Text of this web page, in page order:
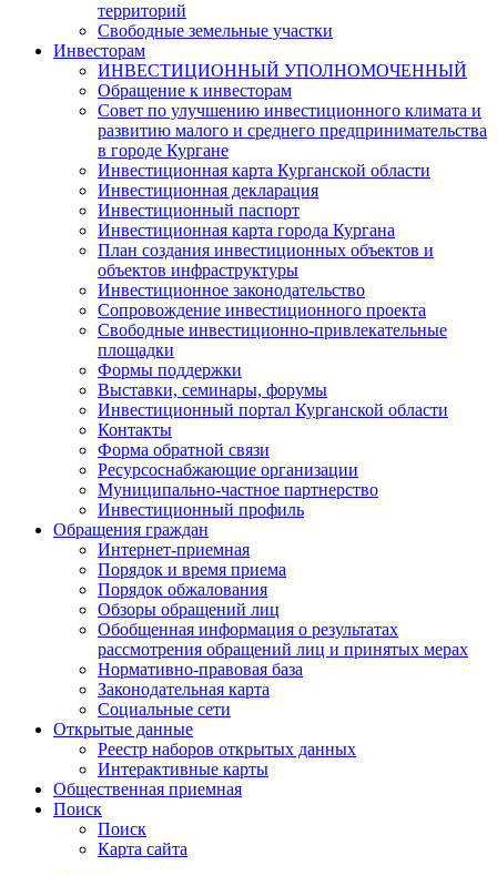
территорий
Свободные земельные участки
Инвесторам
ИНВЕСТИЦИОННЫЙ УПОЛНОМОЧЕННЫЙ
Обращение к инвесторам
Совет по улучшению инвестиционного климата и
развитию малого и среднего предпринимательства
в городе Кургане
Инвестиционная карта Курганской области
Инвестиционная декларация
Инвестиционный паспорт
Инвестиционная карта города Кургана
План создания инвестиционных объектов и
объектов инфраструктуры
Инвестиционное законодательство
Сопровождение инвестиционного проекта
Свободные инвестиционно-привлекательные
площадки
Формы поддержки
Выставки, семинары, форумы
Инвестиционный портал Курганской области
Контакты
Форма обратной связи
Ресурсоснабжающие организации
Муниципально-частное партнерство
Инвестиционный профиль
Обращения граждан
Интернет-приемная
Порядок и время приема
Порядок обжалования
Обзоры обращений лиц
Обобщенная информация о результатах
рассмотрения обращений лиц и принятых мерах
Нормативно-правовая база
Законодательная карта
Социальные сети
Открытые данные
Реестр наборов открытых данных
Интерактивные карты
Общественная приемная
Поиск
Поиск
Карта сайта